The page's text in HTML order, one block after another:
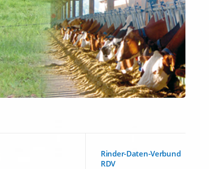
Rinder-Daten-Verbund
RDV